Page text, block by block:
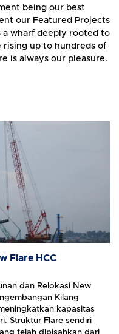
being our best
our Featured Projects
wharf deeply rooted to
up to hundreds of
is always our pleasure.
Flare HCC
dan Relokasi New
Kilang
kapasitas
Struktur Flare sendiri
telah dipisahkan dari